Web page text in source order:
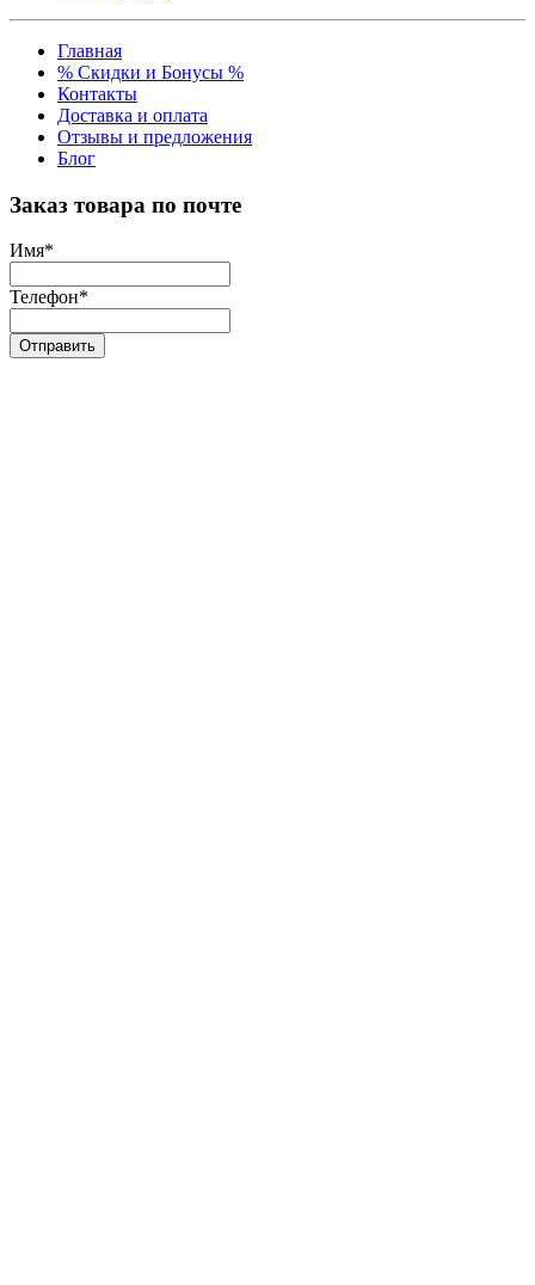
Главная
% Скидки и Бонусы %
Контакты
Доставка и оплата
Отзывы и предложения
Блог
Заказ товара по почте
Имя*
Телефон*
Отправить